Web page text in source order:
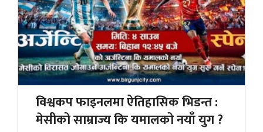
विश्वकप फाइनलमा ऐतिहासिक भिडन्त :
मेसीको साम्राज्य कि यमालको नयाँ युग ?